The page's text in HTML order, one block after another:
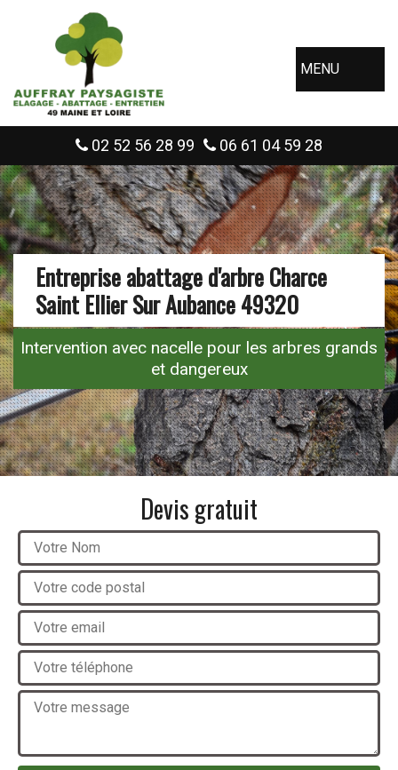
MENU
02 52 56 28 99 06 61 04 59 28
Entreprise abattage d'arbre Charce
Saint Ellier Sur Aubance 49320
Intervention avec nacelle pour les arbres grands
et dangereux
Devis gratuit